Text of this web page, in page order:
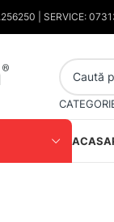
| SERVICE:
ACASA